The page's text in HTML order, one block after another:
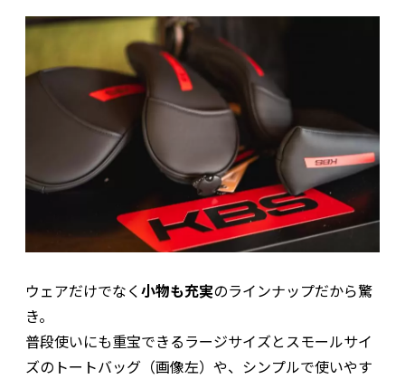
ウェアだけでなく小物も充実のラインナップだから驚
き。
普段使いにも重宝できるラージサイズとスモールサイ
ズのトートバッグ（画像左）や、シンプルで使いやす